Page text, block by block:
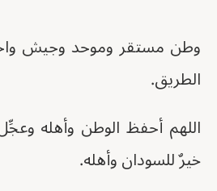
وطن مستقر وموحد وجيش
الطريق.
اللهم أحفظ الوطن وأهله
خيرٌ للسودان وأهله.